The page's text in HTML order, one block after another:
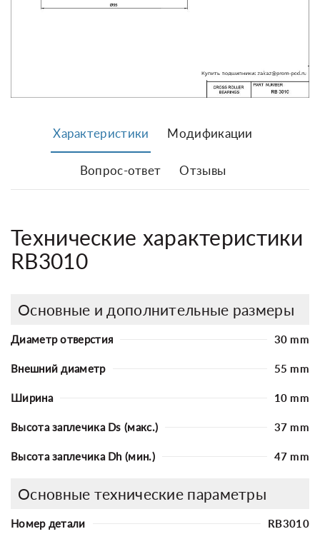
Характеристики Модификации
Вопрос-ответ Отзывы
Технические характеристики
RB3010
Основные и дополнительные размеры
Диаметр отверстия 30 mm
Внешний диаметр 55 mm
Ширина 10 mm
Высота заплечика Ds (макс.) 37 mm
Высота заплечика Dh (мин.) 47 mm
Основные технические параметры
Номер детали RB3010